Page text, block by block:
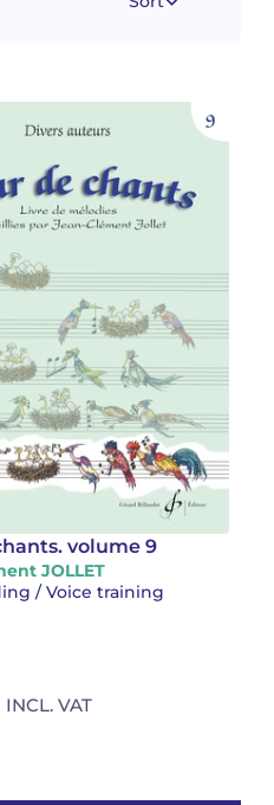
volume 9
JOLLET
/ Voice training
INCL. VAT